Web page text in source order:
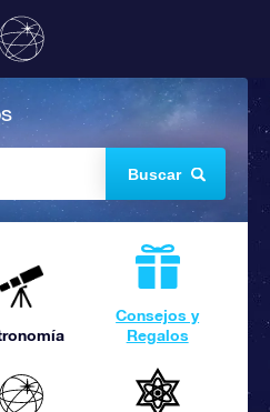
Buscar
Consejos y
Regalos